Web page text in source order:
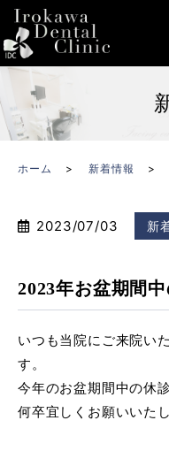
ホーム 新着情報
2023/07/03 新
2023年お盆期間
いつも当院にご来院い
す。
今年のお盆期間中の休
何卒宜しくお願いいたし